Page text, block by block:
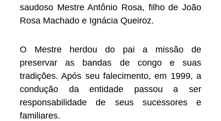
saudoso Mestre Antônio Rosa, filho de João
Rosa Machado e Ignácia Queiroz.
O Mestre herdou do pai a missão de
preservar as bandas de congo e suas
tradições. Após seu falecimento, em 1999, a
condução da entidade passou a ser
responsabilidade de seus sucessores e
familiares.